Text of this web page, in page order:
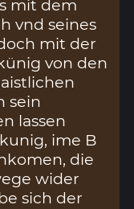
mit dem
vnd seines
mit der
von den
sein
lassen
ime B
die
wider
sich der